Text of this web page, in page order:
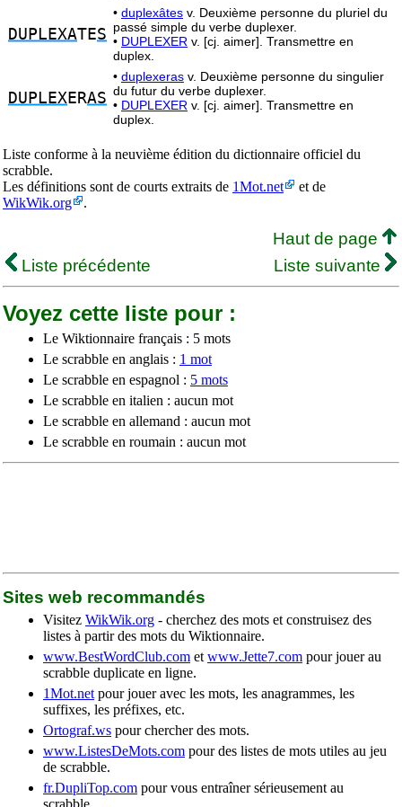
DUPLEXATES
• duplexâtes v. Deuxième personne du pluriel du
passé simple du verbe duplexer.
• DUPLEXER v. [cj. aimer]. Transmettre en
duplex.
DUPLEXERAS
• duplexeras v. Deuxième personne du singulier
du futur du verbe duplexer.
• DUPLEXER v. [cj. aimer]. Transmettre en
duplex.
Liste conforme à la neuvième édition du dictionnaire officiel du
scrabble.
Les définitions sont de courts extraits de 1Mot.net
et de
WikWik.org
.
Haut de page
Liste précédente
Liste suivante
Voyez cette liste pour :
Le Wiktionnaire français : 5 mots
Le scrabble en anglais : 1 mot
Le scrabble en espagnol : 5 mots
Le scrabble en italien : aucun mot
Le scrabble en allemand : aucun mot
Le scrabble en roumain : aucun mot
Sites web recommandés
Visitez WikWik.org - cherchez des mots et construisez des
listes à partir des mots du Wiktionnaire.
www.BestWordClub.com et www.Jette7.com pour jouer au
scrabble duplicate en ligne.
1Mot.net pour jouer avec les mots, les anagrammes, les
suffixes, les préfixes, etc.
Ortograf.ws pour chercher des mots.
www.ListesDeMots.com pour des listes de mots utiles au jeu
de scrabble.
fr.DupliTop.com pour vous entraîner sérieusement au
scrabble.